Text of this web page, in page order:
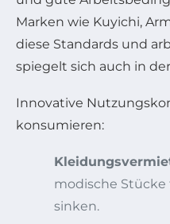
Marken wie Kuyichi,
diese Standards und
spiegelt sich auch in
Innovative
konsumieren:
modische
sinken.